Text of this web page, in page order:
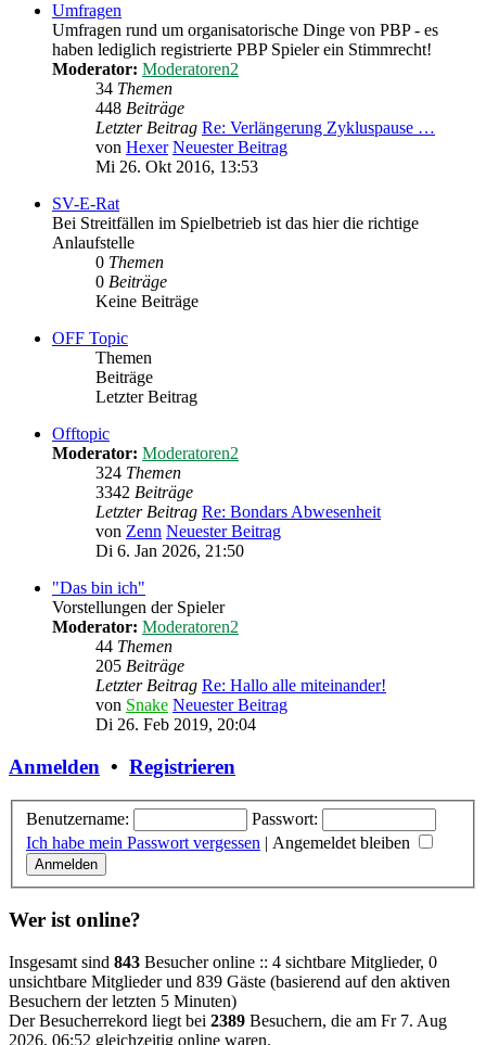
Umfragen
Umfragen rund um organisatorische Dinge von PBP - es
haben lediglich registrierte PBP Spieler ein Stimmrecht!
Moderator: Moderatoren2
34 Themen
448 Beiträge
Letzter Beitrag Re: Verlängerung Zykluspause …
von Hexer Neuester Beitrag
Mi 26. Okt 2016, 13:53
SV-E-Rat
Bei Streitfällen im Spielbetrieb ist das hier die richtige
Anlaufstelle
0 Themen
0 Beiträge
Keine Beiträge
OFF Topic
Themen
Beiträge
Letzter Beitrag
Offtopic
Moderator: Moderatoren2
324 Themen
3342 Beiträge
Letzter Beitrag Re: Bondars Abwesenheit
von Zenn Neuester Beitrag
Di 6. Jan 2026, 21:50
"Das bin ich"
Vorstellungen der Spieler
Moderator: Moderatoren2
44 Themen
205 Beiträge
Letzter Beitrag Re: Hallo alle miteinander!
von Snake Neuester Beitrag
Di 26. Feb 2019, 20:04
Anmelden • Registrieren
Benutzername:
Passwort:
Ich habe mein Passwort vergessen | Angemeldet bleiben
Wer ist online?
Insgesamt sind 843 Besucher online :: 4 sichtbare Mitglieder, 0
unsichtbare Mitglieder und 839 Gäste (basierend auf den aktiven
Besuchern der letzten 5 Minuten)
Der Besucherrekord liegt bei 2389 Besuchern, die am Fr 7. Aug
2026, 06:52 gleichzeitig online waren.